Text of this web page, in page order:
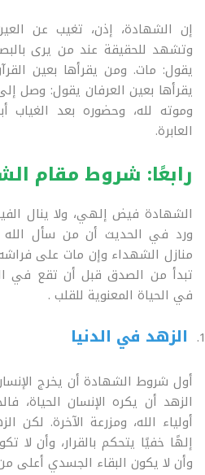
إن الشهادة، إذن، تغيب عن
وتشهد للحقيقة عند من يرى
يقول: مات. ومن يقرأها بعين
يقرأها بعين العرفان يقول: وصل
وموته لله، وحضوره بعد
العابرة.
رابعًا: شروط مقام
الشهادة فيض إلهي، ولا ينال
ورد في الحديث أن من سأل الله
منازل الشهداء وإن مات على
تبدأ من الصدق قبل أن تقع في
في الحياة المعنوية للقلب .
الزهد في الدنيا
أول شروط الشهادة أن يخرج
الزهد أن يكره الإنسان الحياة،
أولياء الله، ومزرعة الآخرة. لكن
إلهًا خفيًا يتحكم بالقرار، وأن لا
وأن لا يكون البقاء الجسدي أعلى